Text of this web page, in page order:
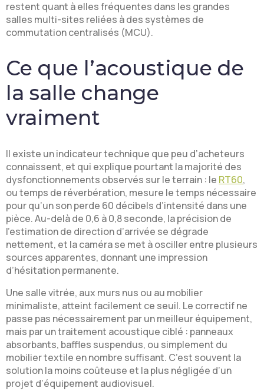
restent quant à elles fréquentes dans les grandes
salles multi-sites reliées à des systèmes de
commutation centralisés (MCU).
Ce que l’acoustique de
la salle change
vraiment
Il existe un indicateur technique que peu d’acheteurs
connaissent, et qui explique pourtant la majorité des
dysfonctionnements observés sur le terrain : le RT60,
ou temps de réverbération, mesure le temps nécessaire
pour qu’un son perde 60 décibels d’intensité dans une
pièce. Au-delà de 0,6 à 0,8 seconde, la précision de
l’estimation de direction d’arrivée se dégrade
nettement, et la caméra se met à osciller entre plusieurs
sources apparentes, donnant une impression
d’hésitation permanente.
Une salle vitrée, aux murs nus ou au mobilier
minimaliste, atteint facilement ce seuil. Le correctif ne
passe pas nécessairement par un meilleur équipement,
mais par un traitement acoustique ciblé : panneaux
absorbants, baffles suspendus, ou simplement du
mobilier textile en nombre suffisant. C’est souvent la
solution la moins coûteuse et la plus négligée d’un
projet d’équipement audiovisuel.